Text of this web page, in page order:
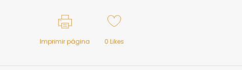
Imprimir página 0 Likes